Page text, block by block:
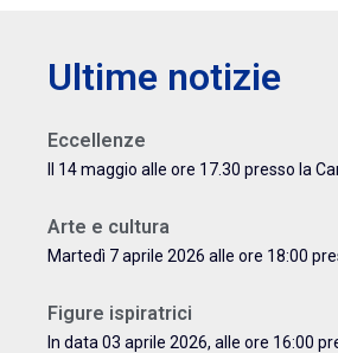
Ultime notizie
Eccellenze
Il 14 maggio alle ore 17.30 presso la
Arte e cultura
Martedì 7 aprile 2026 alle ore 18:00
Figure ispiratrici
In data 03 aprile 2026, alle ore 16:00